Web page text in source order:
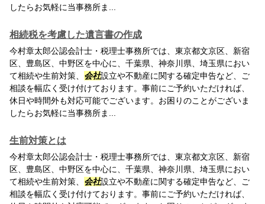
したらお気軽に当事務所ま...
相続税を考慮した遺言書の作成
今村章太郎公認会計士・税理士事務所では、東京都文京区、新宿
区、豊島区、中野区を中心に、千葉県、神奈川県、埼玉県におい
て相続や生前対策、 会社設立や不動産に関する確定申告など、ご
相談を幅広く受け付けております。事前にご予約いただければ、
休日や時間外も対応可能でございます。お困りのことがございま
したらお気軽に当事務所ま...
生前対策とは
今村章太郎公認会計士・税理士事務所では、東京都文京区、新宿
区、豊島区、中野区を中心に、千葉県、神奈川県、埼玉県におい
て相続や生前対策、 会社設立や不動産に関する確定申告など、ご
相談を幅広く受け付けております。事前にご予約いただければ、